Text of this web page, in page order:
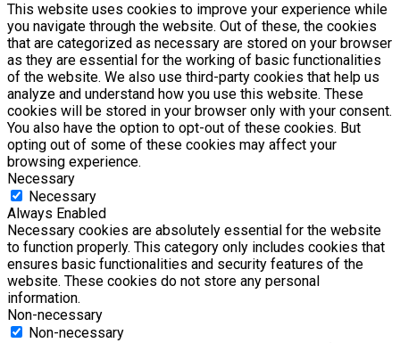
This website uses cookies to improve your experience while
you navigate through the website. Out of these, the cookies
that are categorized as necessary are stored on your browser
as they are essential for the working of basic functionalities
of the website. We also use third-party cookies that help us
analyze and understand how you use this website. These
cookies will be stored in your browser only with your consent.
You also have the option to opt-out of these cookies. But
opting out of some of these cookies may affect your
browsing experience.
Necessary
Necessary
Always Enabled
Necessary cookies are absolutely essential for the website
to function properly. This category only includes cookies that
ensures basic functionalities and security features of the
website. These cookies do not store any personal
information.
Non-necessary
Non-necessary